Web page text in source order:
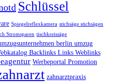
Schlüssel
Spiegelreflexkamera stichsäge stichsägen
Stromsparen tischkreissäge
berlin umzug
Backlinks Links Weblinks
Werbeportal Promotion
zahnarztpraxis